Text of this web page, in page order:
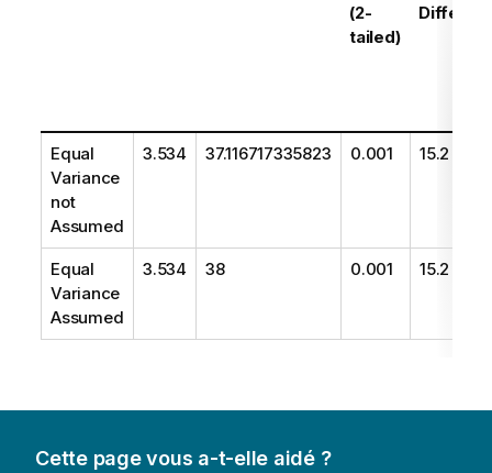
(2-
tailed)
Equal
Variance
not
Assumed
3.534 37.116717335823 0.001 15.2
Equal
Variance
Assumed
3.534 38 0.001 15.2
Cette page vous a-t-elle aidé ?